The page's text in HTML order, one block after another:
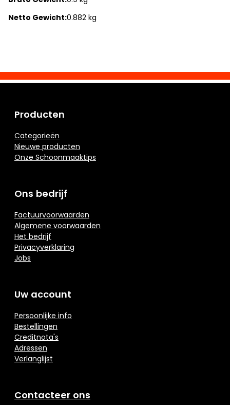
Netto Gewicht:0.882 kg
Producten
Categorieën
Nieuwe producten
Onze Schoonmaaktips
Ons bedrijf
Factuurvoorwaarden
Algemene voorwaarden
Het bedrijf
Privacyverklaring
Jobs
Uw account
Persoonlijke info
Bestellingen
Creditnota's
Adressen
Verlanglijst
Contacteer ons